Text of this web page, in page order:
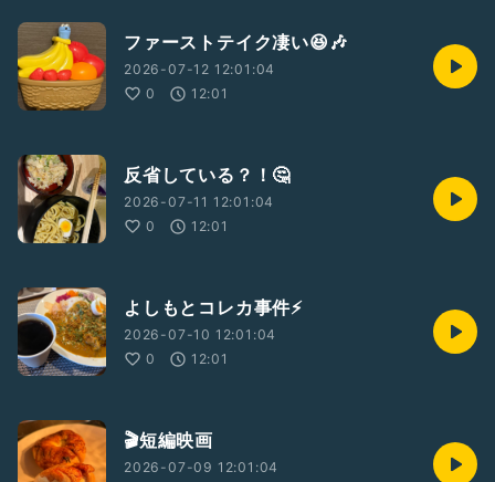
ファーストテイク凄い😆🎶
2026-07-12 12:01:04
0
12:01
反省している？！🤔
2026-07-11 12:01:04
0
12:01
よしもとコレカ事件⚡️
2026-07-10 12:01:04
0
12:01
🎬短編映画
2026-07-09 12:01:04